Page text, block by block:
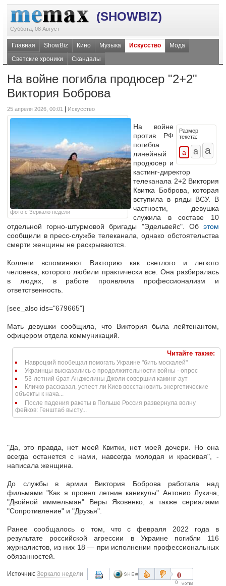
(SHOWBIZ)
Суббота, 08 Август
Главная ShowBiz Кино Музыка Искусство
Мода
Светские хроники
Скандалы
На войне погибла продюсер "2+2"
Виктория Боброва
25 апреля 2026, 00:01 Искусство
фото с Зеркало недели
Размер
текста:
На войне
против РФ
погибла
линейный
продюсер и
кастинг-директор
телеканала 2+2 Виктория
Квитка Боброва, которая
вступила в ряды ВСУ. В
частности, девушка
служила в составе 10
отдельной горно-штурмовой бригады "Эдельвейс". Об этом
сообщили в пресс-службе телеканала, однако обстоятельства
смерти женщины не раскрываются.
Коллеги вспоминают Викторию как светлого и легкого
человека, которого любили практически все. Она разбиралась
в людях, в работе проявляла профессионализм и
ответственность.
[see_also ids="679665"]
Мать девушки сообщила, что Виктория была лейтенантом,
офицером отдела коммуникаций.
Читайте также:
Навроцкий пообещал помогать Украине "бить москалей"
Украинцы высказались о продолжительности войны - опрос
53-летний брат Анджелины Джоли совершил каминг-аут
Кличко рассказал, успеет ли Киев восстановить энергетические
объекты к нача...
После падения ракеты в Польше Россия развернула волну
фейков: Генштаб высту...
"Да, это правда, нет моей Квитки, нет моей дочери. Но она
всегда останется с нами, навсегда молодая и красивая", -
написала женщина.
До службы в армии Виктория Боброва работала над
фильмами "Как я провел летние каникулы" Антонио Лукича,
"Двойной иммельман" Веры Яковенко, а также сериалами
"Сопротивление" и "Друзья".
Ранее сообщалось о том, что с февраля 2022 года в
результате российской агрессии в Украине погибли 116
журналистов, из них 18 — при исполнении профессиональных
обязанностей.
Источник: Зеркало недели 0
0